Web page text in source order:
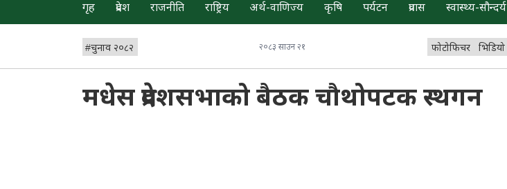
गृह प्रदेश राजनीति राष्ट्रिय अर्थ-वाणिज्य कृषि पर्यटन प्रवास स्वास्थ्य-सौन्दर्य
#चुनाव २०८२ २०८३ साउन २१ फोटोफिचर भिडियो
मधेस प्रदेशसभाको बैठक चौथोपटक स्थगन